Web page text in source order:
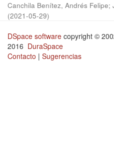
Canchila Benítez, Andrés Felipe;
(2021-05-29)
DSpace software copyright ©
2016 DuraSpace
Contacto | Sugerencias